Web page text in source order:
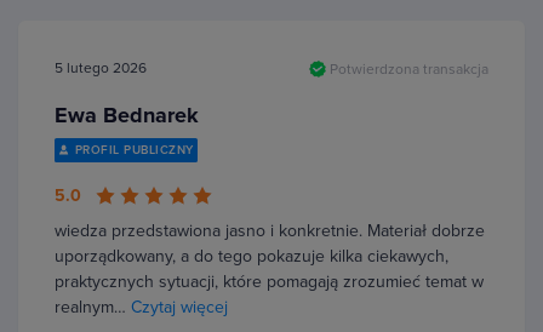
5 lutego 2026 Potwierdzona transakcja
Ewa Bednarek
PROFIL PUBLICZNY
5.0
wiedza przedstawiona jasno i konkretnie. Materiał dobrze
uporządkowany, a do tego pokazuje kilka ciekawych,
praktycznych sytuacji, które pomagają zrozumieć temat w
realnym… Czytaj więcej